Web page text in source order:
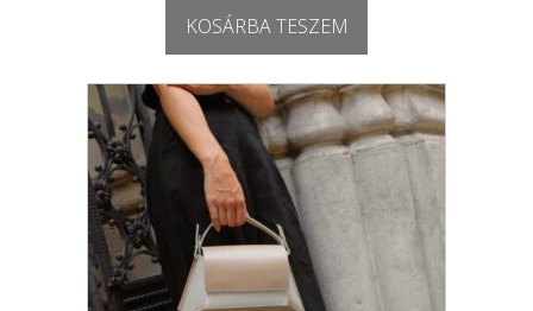
KOSÁRBA TESZEM